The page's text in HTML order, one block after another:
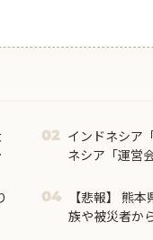
02 インドネシア
ネシア「運営
質中止」→
04
【悲報】 熊
族や被災者か